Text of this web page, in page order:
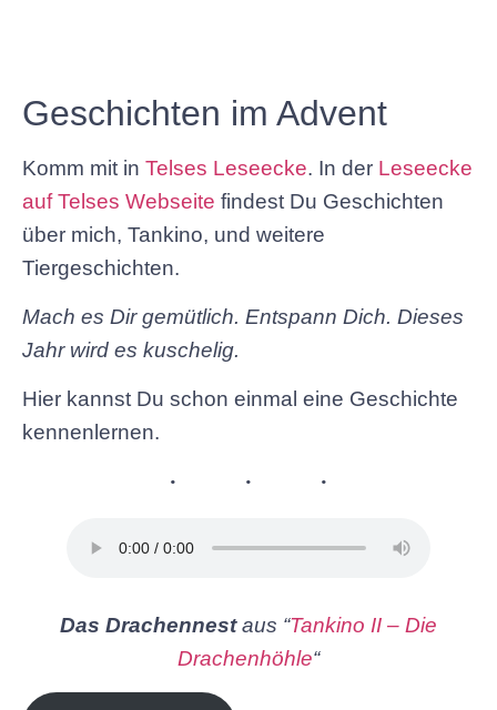
Geschichten im Advent
Komm mit in Telses Leseecke. In der Leseecke
auf Telses Webseite findest Du Geschichten
über mich, Tankino, und weitere
Tiergeschichten.
Mach es Dir gemütlich. Entspann Dich. Dieses
Jahr wird es kuschelig.
Hier kannst Du schon einmal eine Geschichte
kennenlernen.
Das Drachennestaus “Tankino II – Die
Drachenhöhle“